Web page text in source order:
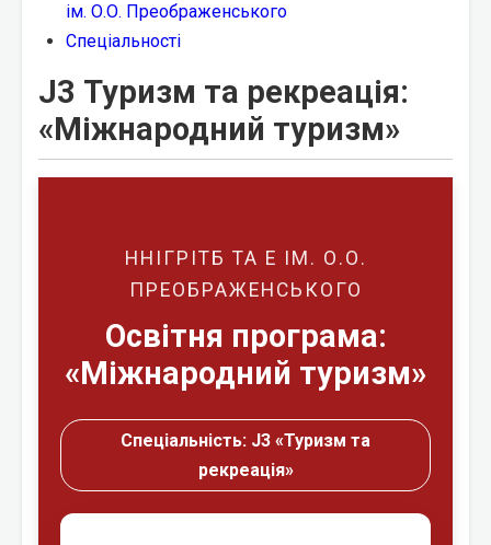
ім. О.О. Преображенського
Спеціальності
J3 Туризм та рекреація:
«Міжнародний туризм»
ННІГРІТБ ТА Е ІМ. О.О.
ПРЕОБРАЖЕНСЬКОГО
Освітня програма:
«Міжнародний туризм»
Спеціальність: J3 «Туризм та
рекреація»